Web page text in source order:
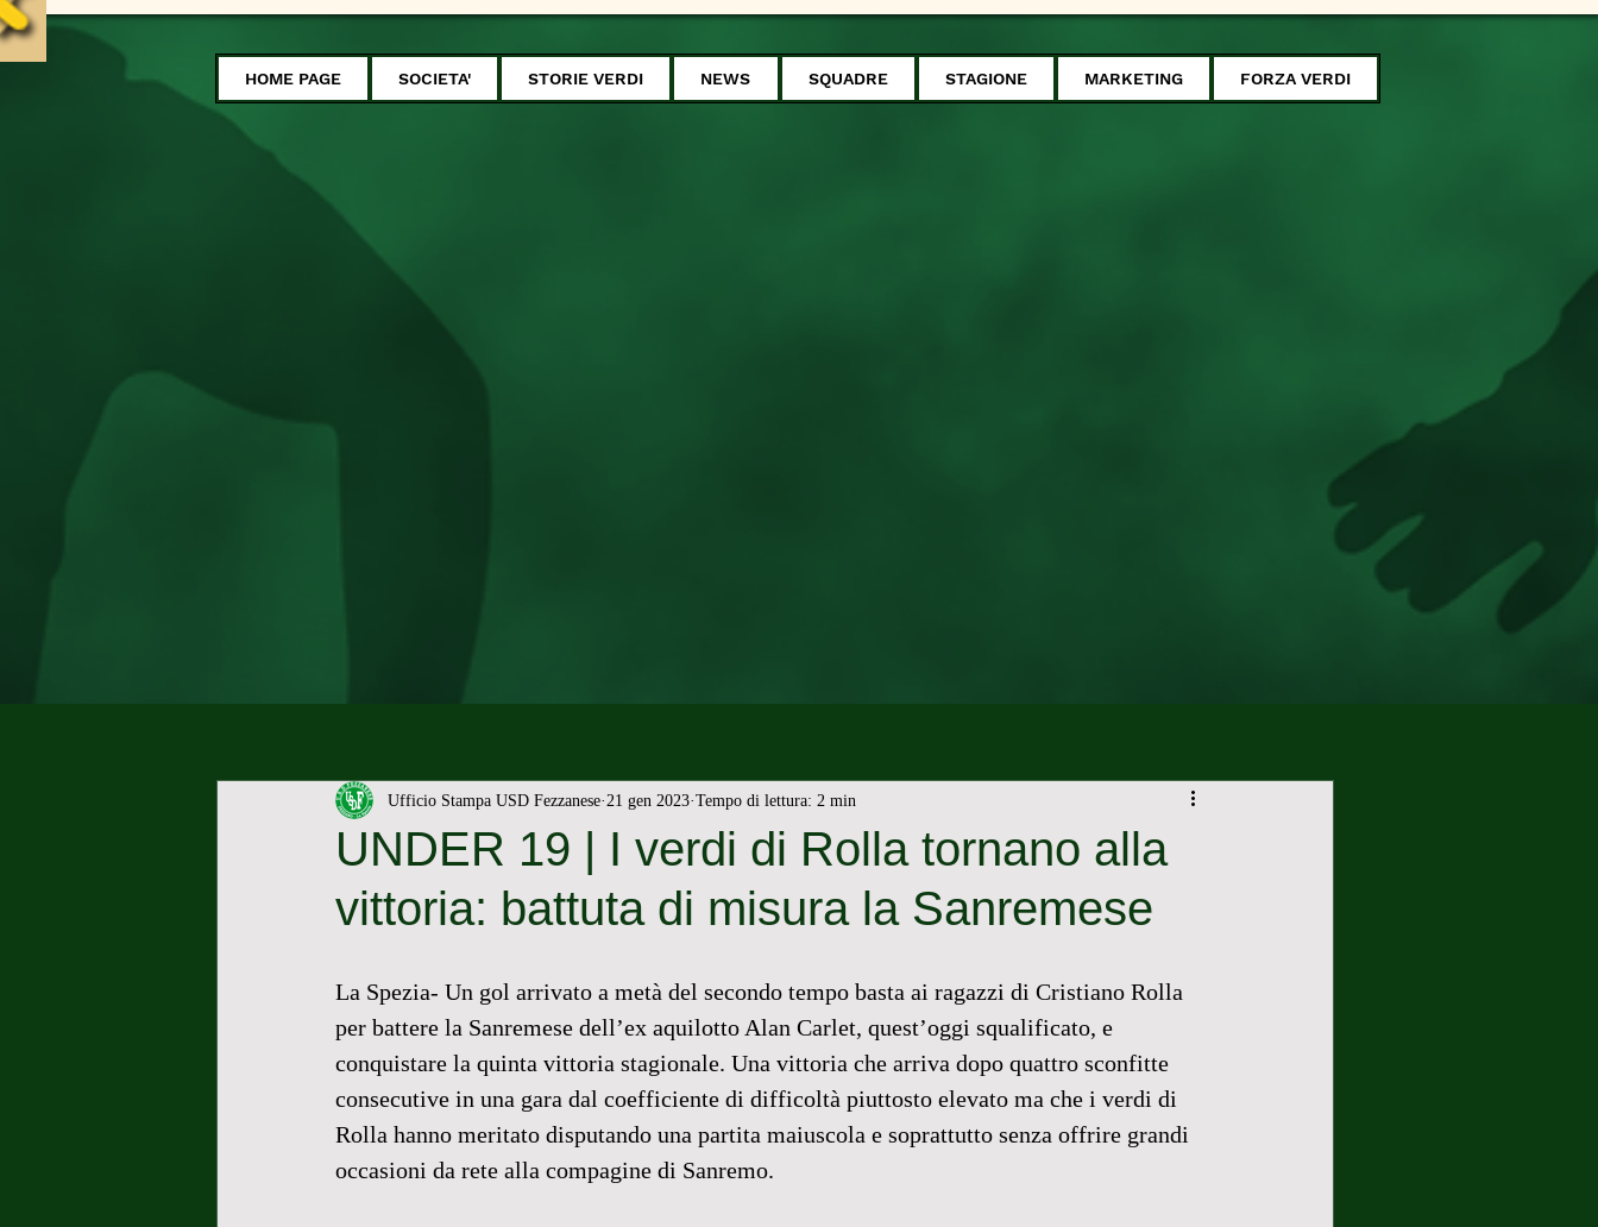
HOME PAGE SOCIETA' STORIE VERDI NEWS SQUADRE STAGIONE MARKETING FORZA VERDI
UNDER 19 | I verdi di Rolla tornano alla
vittoria: battuta di misura la Sanremese
Ufficio Stampa USD Fezzanese 21 gen 2023 Tempo di lettura: 2 min
La Spezia- Un gol arrivato a metà del secondo tempo basta ai ragazzi di Cristiano Rolla
per battere la Sanremese dell’ex aquilotto Alan Carlet, quest’oggi squalificato, e
conquistare la quinta vittoria stagionale. Una vittoria che arriva dopo quattro sconfitte
consecutive in una gara dal coefficiente di difficoltà piuttosto elevato ma che i verdi di
Rolla hanno meritato disputando una partita maiuscola e soprattutto senza offrire grandi
occasioni da rete alla compagine di Sanremo.